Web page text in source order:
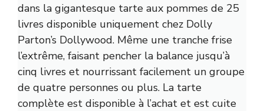
dans la gigantesque tarte aux pommes de 25
livres disponible uniquement chez Dolly
Parton’s Dollywood. Même une tranche frise
l’extrême, faisant pencher la balance jusqu’à
cinq livres et nourrissant facilement un groupe
de quatre personnes ou plus. La tarte
complète est disponible à l’achat et est cuite